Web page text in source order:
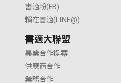
書適粉(FB)
賴在書適(LINE@)
書適大聯盟
異業合作提案
供應商合作
業務合作